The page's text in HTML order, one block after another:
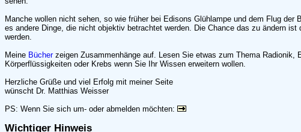
Manche wollen nicht sehen, so wie früher bei Edisons Glühlampe und dem Flug der
es andere Dinge, die nicht objektiv betrachtet werden. Die Chance das zu ändern ist
werden.
Meine Bücherzeigen Zusammenhänge auf. Lesen Sie etwas zum Thema Radionik,
Körperflüssigkeiten oder Krebs wenn Sie Ihr Wissen erweitern wollen.
Herzliche Grüße und viel Erfolg mit meiner Seite
wünscht Dr. Matthias Weisser
PS: Wenn Sie sich um- oder abmelden möchten:
Wichtiger Hinweis